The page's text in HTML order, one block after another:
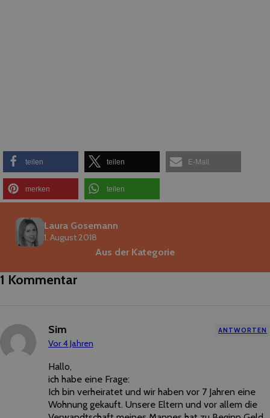
teilen teilen E-Mail
merken teilen
Laura Gosemann
1. August 2018
Aus der Kategorie
1 Kommentar
Sim
Vor 4 Jahren
ANTWORTEN
Hallo,
ich habe eine Frage:
Ich bin verheiratet und wir haben vor 7 Jahren eine
Wohnung gekauft. Unsere Eltern und vor allem die